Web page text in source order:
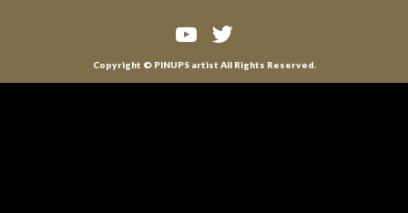
Copyright © PINUPS artist All Rights Reserved.